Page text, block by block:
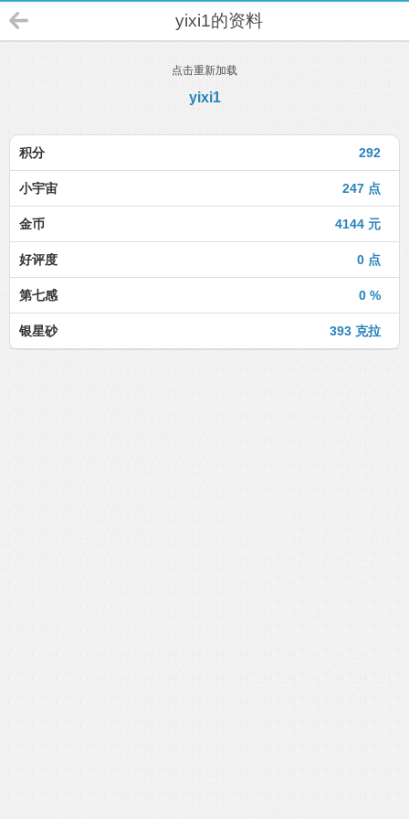
yixi1的资料
点击重新加载
yixi1
292
积分
247 点
小宇宙
4144 元
金币
0 点
好评度
0 %
第七感
393 克拉
银星砂